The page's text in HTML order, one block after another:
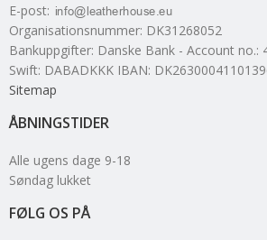
E-post:
Organisationsnummer: DK31268052
Bankuppgifter: Danske Bank - Account no.:
Swift: DABADKKK IBAN:
Sitemap
ÅBNINGSTIDER
Alle ugens dage 9-18
Søndag lukket
FØLG OS PÅ